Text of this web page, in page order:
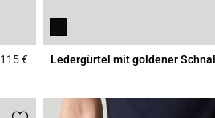
115 €4,5 out of 5 Customer Rating
Ledergürtel mit goldener